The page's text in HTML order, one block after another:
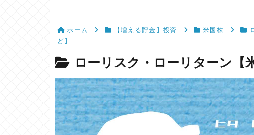
ホーム 【増える貯金】投資 米国株
ど】
ローリスク・ローリターン【